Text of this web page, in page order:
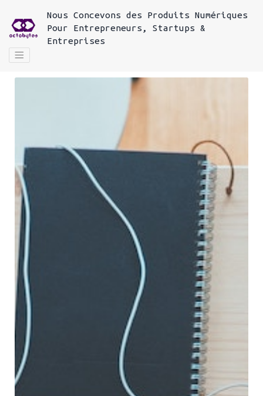
NousConcevons des Produits Numériques
Pour
Entrepreneurs, Startups &
Entreprises